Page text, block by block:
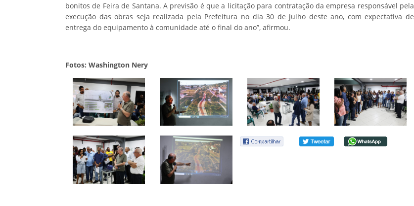
bonitos de Feira de Santana. A previsão é que a licitação para contratação da empresa responsável pela
execução das obras seja realizada pela Prefeitura no dia 30 de julho deste ano, com expectativa de
entrega do equipamento à comunidade até o final do ano”, afirmou.
Fotos: Washington Nery